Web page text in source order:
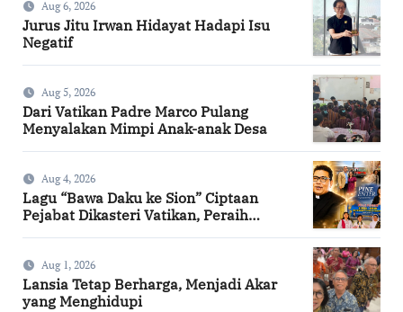
Aug 6, 2026
Jurus Jitu Irwan Hidayat Hadapi Isu
Negatif
Aug 5, 2026
Dari Vatikan Padre Marco Pulang
Menyalakan Mimpi Anak-anak Desa
Aug 4, 2026
Lagu “Bawa Daku ke Sion” Ciptaan
Pejabat Dikasteri Vatikan, Peraih
Aug 1, 2026
Lansia Tetap Berharga, Menjadi Akar
yang Menghidupi